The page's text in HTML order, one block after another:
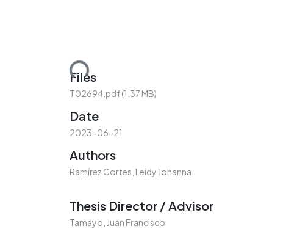
Loading...
Files
T02694.pdf(1.37 MB)
Date
2023-06-21
Authors
Ramírez Cortes, Leidy Johanna
Thesis Director / Advisor
Tamayo, Juan Francisco